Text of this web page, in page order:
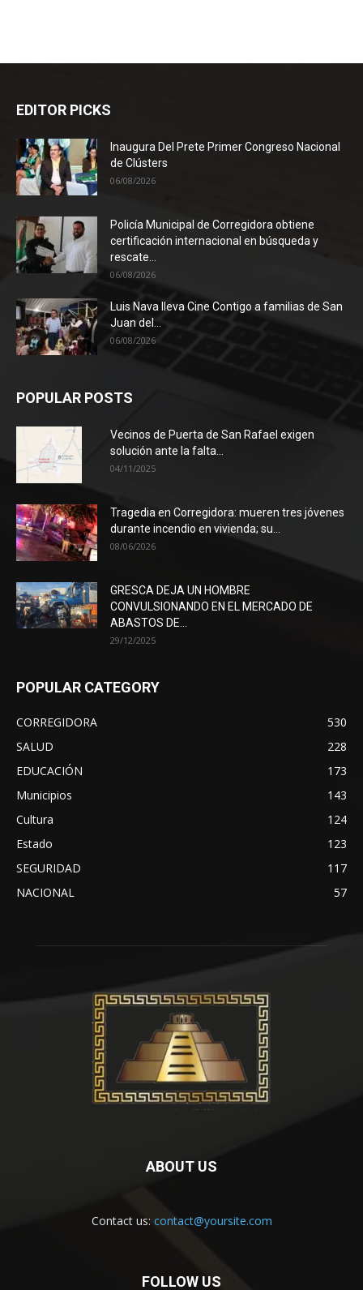
EDITOR PICKS
Inaugura Del Prete Primer Congreso Nacional
de Clústers
06/08/2026
Policía Municipal de Corregidora obtiene
certificación internacional en búsqueda y
rescate...
06/08/2026
Luis Nava lleva Cine Contigo a familias de San
Juan del...
06/08/2026
POPULAR POSTS
Vecinos de Puerta de San Rafael exigen
solución ante la falta...
04/11/2025
Tragedia en Corregidora: mueren tres jóvenes
durante incendio en vivienda; su...
08/06/2026
GRESCA DEJA UN HOMBRE
CONVULSIONANDO EN EL MERCADO DE
ABASTOS DE...
29/12/2025
POPULAR CATEGORY
CORREGIDORA
530
SALUD
228
EDUCACIÓN
173
Municipios
143
Cultura
124
Estado
123
SEGURIDAD
117
NACIONAL
57
ABOUT US
Contact us: contact@yoursite.com
FOLLOW US